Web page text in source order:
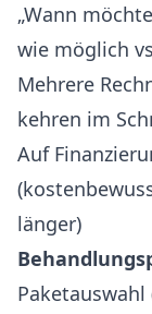
„Wann
wie möglich
Mehrere
kehren im
Auf
länger)